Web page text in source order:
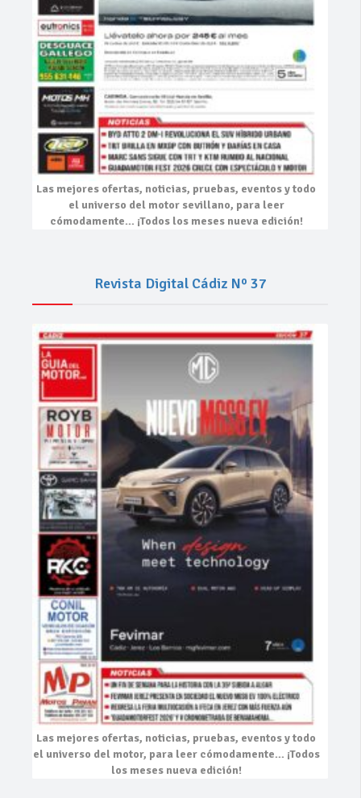
Las mejores ofertas, noticias, pruebas, eventosy todo
el universo del motor sevillano, para leer
cómodamente… ¡Todos los meses nueva edición!
Revista Digital Cádiz Nº 37
Las mejores ofertas, noticias, pruebas, eventosy todo
el universo del motor, para leer cómodamente… ¡Todos
los meses nueva edición!